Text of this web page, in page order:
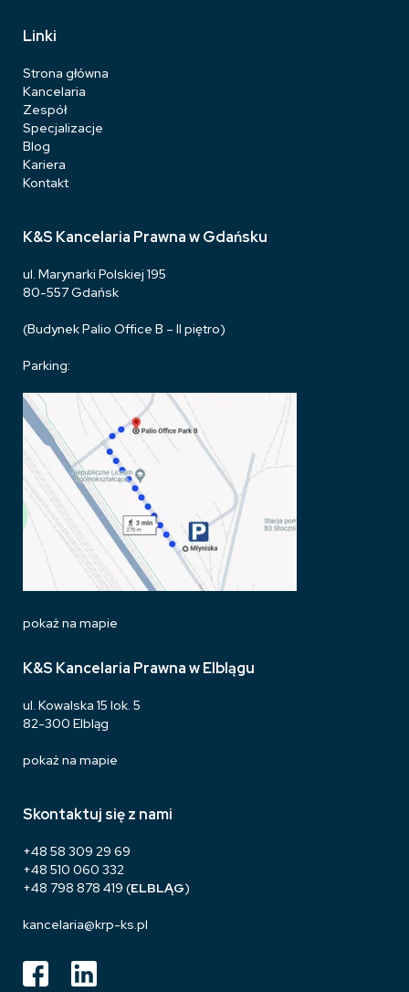
Linki
Strona główna
Kancelaria
Zespół
Specjalizacje
Blog
Kariera
Kontakt
K&S Kancelaria Prawna w Gdańsku
ul. Marynarki Polskiej 195
80-557 Gdańsk
(Budynek Palio Office B – II piętro)
Parking:
pokaż na mapie
K&S Kancelaria Prawna w Elblągu
ul. Kowalska 15 lok. 5
82-300 Elbląg
pokaż na mapie
Skontaktuj się z nami
+48 58 309 29 69
+48 510 060 332
+48 798 878 419 (ELBLĄG)
kancelaria@krp-ks.pl